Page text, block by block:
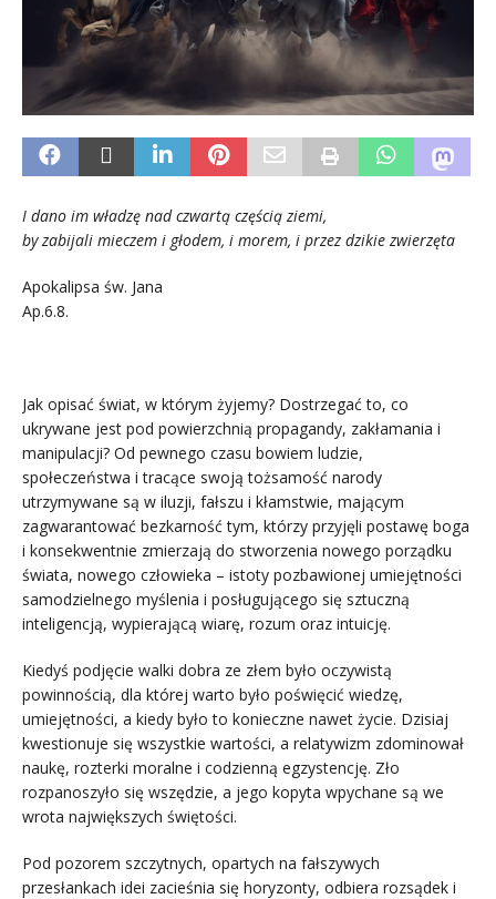
I dano im władzę nad czwartą częścią ziemi,
by zabijali mieczem i głodem, i morem, i przez dzikie zwierzęta
Apokalipsa św. Jana
Ap.6.8.
Jak opisać świat, w którym żyjemy? Dostrzegać to, co
ukrywane jest pod powierzchnią propagandy, zakłamania i
manipulacji? Od pewnego czasu bowiem ludzie,
społeczeństwa i tracące swoją tożsamość narody
utrzymywane są w iluzji, fałszu i kłamstwie, mającym
zagwarantować bezkarność tym, którzy przyjęli postawę boga
i konsekwentnie zmierzają do stworzenia nowego porządku
świata, nowego człowieka – istoty pozbawionej umiejętności
samodzielnego myślenia i posługującego się sztuczną
inteligencją, wypierającą wiarę, rozum oraz intuicję.
Kiedyś podjęcie walki dobra ze złem było oczywistą
powinnością, dla której warto było poświęcić wiedzę,
umiejętności, a kiedy było to konieczne nawet życie. Dzisiaj
kwestionuje się wszystkie wartości, a relatywizm zdominował
naukę, rozterki moralne i codzienną egzystencję. Zło
rozpanoszyło się wszędzie, a jego kopyta wpychane są we
wrota największych świętości.
Pod pozorem szczytnych, opartych na fałszywych
przesłankach idei zacieśnia się horyzonty, odbiera rozsądek i